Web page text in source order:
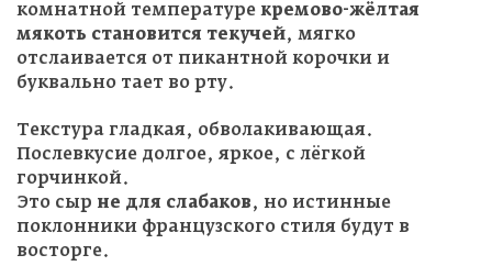
комнатной температуре кремово-жёлтая
мякоть становится текучей, мягко
отслаивается от пикантной корочки и
буквально тает во рту.
Текстура гладкая, обволакивающая.
Послевкусие долгое, яркое, с лёгкой
горчинкой.
Это сыр не для слабаков , но истинные
поклонники французского стиля будут в
восторге.